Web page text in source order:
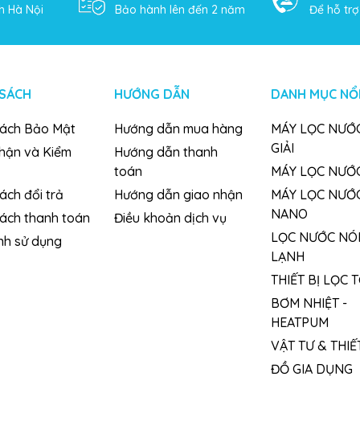
gian bếp.
khoáng chất.
lão hóa.
chất tốt hơn.
tật.
Nước tinh khiết để nấu ăn
Kim
Hà Nội Bảo hành lên đến 2 năm Để hỗ
Bảo Mật
và Kiểm
đổi trả
thanh toán
sử dụng
HƯỚNG DẪN
Hướng dẫn mua hàng
Hướng dẫn thanh
toán
Hướng dẫn giao nhận
Điều khoản dịch vụ
DANH MỤC
MÁY LỌC
GIẢI
MÁY LỌC
MÁY LỌC
NANO
LỌC NƯỚC
LẠNH
THIẾT BỊ LỌC
BƠM NHIỆT -
HEATPUM
VẬT TƯ &
ĐỒ GIA DỤNG